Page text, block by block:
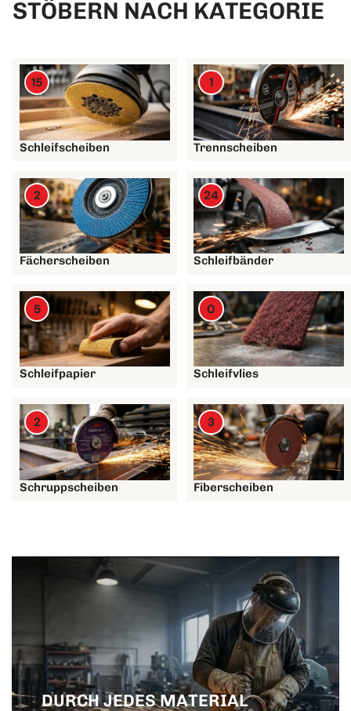
STÖBERN NACH KATEGORIE
Schleifscheiben
15
Trennscheiben
1
Fächerscheiben
2
Schleifbänder
24
Schleifpapier
5
Schleifvlies
0
Schruppscheiben
2
Fiberscheiben
3
DURCH JEDES MATERIAL